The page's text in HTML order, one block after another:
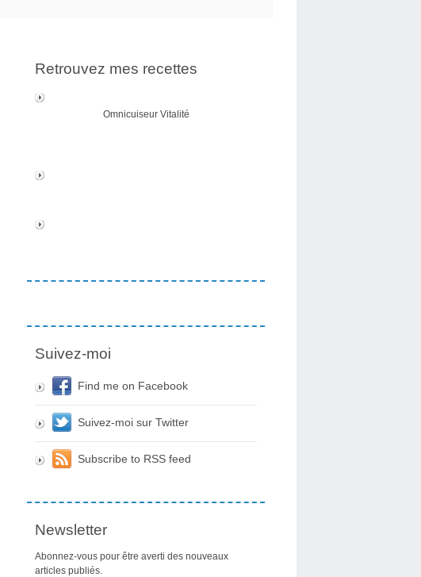
Retrouvez mes recettes
Omnicuiseur Vitalité
Suivez-moi
Find me on Facebook
Suivez-moi sur Twitter
Subscribe to RSS feed
Newsletter
Abonnez-vous pour être averti des nouveaux
articles publiés.